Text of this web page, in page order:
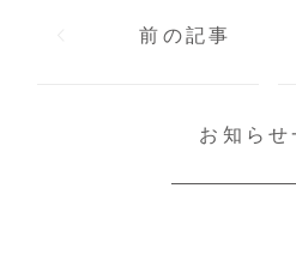
前の記事
お知らせ